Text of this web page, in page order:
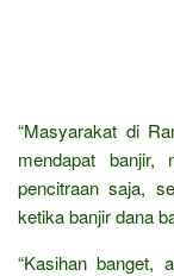
“Masyarakat di
mendapat banjir,
pencitraan saja,
ketika banjir dana
“Kasihan banget,